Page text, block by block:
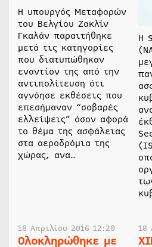
Η υπουργός Μεταφορών
του Βελγίου Ζακλίν
Γκαλάν παραιτήθηκε
μετά τις κατηγορίες
που διατυπώθηκαν
εναντίον της από την
αντιπολίτευση ότι
αγνόησε εκθέσεις που
επεσήμαναν “σοβαρές
ελλείψεις” όσον αφορά
το θέμα της ασφάλειας
στα αεροδρόμια της
χώρας, ανα…
Η
18 Απριλίου 2016 12:20
Ολοκληρώθηκε με
18